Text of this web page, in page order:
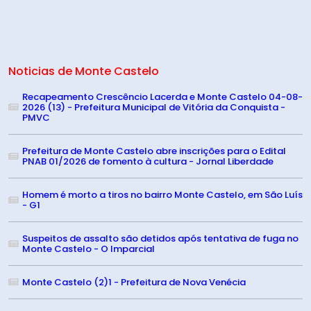
Noticias de Monte Castelo
Recapeamento Crescêncio Lacerda e Monte Castelo 04-08-
2026 (13) - Prefeitura Municipal de Vitória da Conquista -
PMVC
Prefeitura de Monte Castelo abre inscrições para o Edital
PNAB 01/2026 de fomento à cultura - Jornal Liberdade
Homem é morto a tiros no bairro Monte Castelo, em São Luís
- G1
Suspeitos de assalto são detidos após tentativa de fuga no
Monte Castelo - O Imparcial
Monte Castelo (2)1 - Prefeitura de Nova Venécia